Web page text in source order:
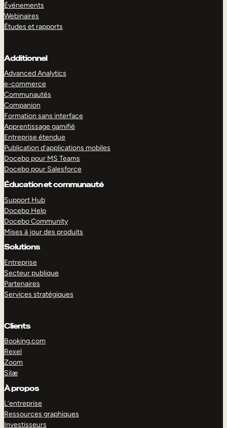
Événements
Webinaires
Études et rapports
Additionnel
Advanced Analytics
e-commerce
Communautés
Companion
Formation sans interface
Apprentissage gamifié
Entreprise étendue
Publication d’applications mobiles
Docebo pour MS Teams
Docebo pour Salesforce
Éducation et communauté
Support Hub
Docebo Help
Docebo Community
Mises à jour des produits
Solutions
Entreprise
Secteur publique
Partenaires
Services stratégiques
Clients
Booking.com
Rexel
Zoom
Silæ
À propos
L’entreprise
Ressources graphiques
Investisseurs